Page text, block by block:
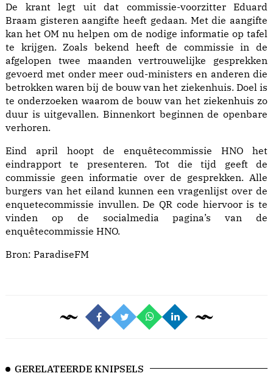
De krant legt uit dat commissie-voorzitter Eduard
Braam gisteren aangifte heeft gedaan. Met die aangifte
kan het OM nu helpen om de nodige informatie op tafel
te krijgen. Zoals bekend heeft de commissie in de
afgelopen twee maanden vertrouwelijke gesprekken
gevoerd met onder meer oud-ministers en anderen die
betrokken waren bij de bouw van het ziekenhuis. Doel is
te onderzoeken waarom de bouw van het ziekenhuis zo
duur is uitgevallen. Binnenkort beginnen de openbare
verhoren.
Eind april hoopt de enquêtecommissie HNO het
eindrapport te presenteren. Tot die tijd geeft de
commissie geen informatie over de gesprekken. Alle
burgers van het eiland kunnen een vragenlijst over de
enquetecommissie invullen. De QR code hiervoor is te
vinden op de socialmedia pagina’s van de
enquêtecommissie HNO.
Bron: ParadiseFM
GERELATEERDE KNIPSELS